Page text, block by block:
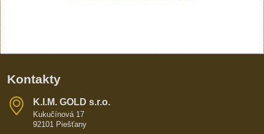
Kontakty
K​​.I​​.M​​. GOLD s​​.r​​.o​​.
Kukučínová 17
92101 Piešťany